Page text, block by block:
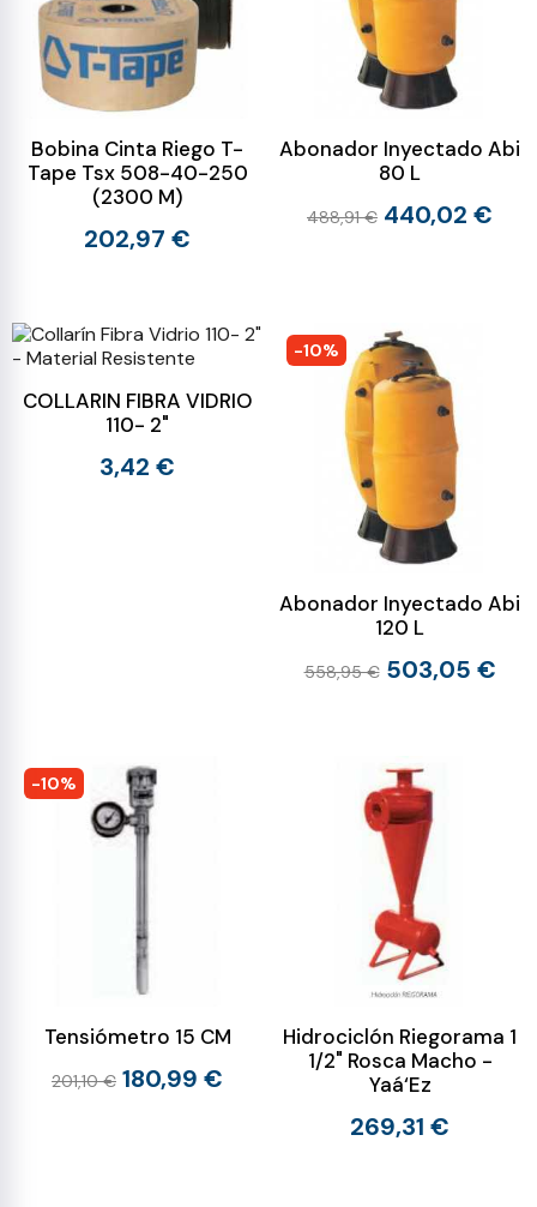
Bobina Cinta Riego T-
Tape Tsx 508-40-250
(2300 M)
202,97 €
Abonador Inyectado Abi
80 L
488,91 € 440,02 €
COLLARIN FIBRA VIDRIO
110- 2"
3,42 €
-10%
Abonador Inyectado Abi
120 L
558,95 € 503,05 €
-10%
Tensiómetro 15 CM
201,10 € 180,99 €
Hidrociclón Riegorama 1
1/2" Rosca Macho -
Yaá‘Ez
269,31 €